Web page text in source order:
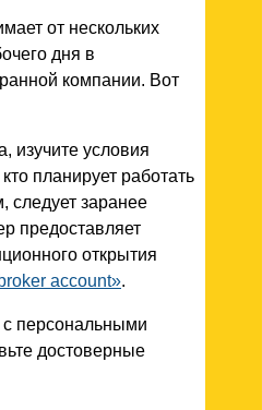
от нескольких
дня в
компании. Вот
изучите условия
планирует работать
заранее
предоставляет
открытия
account».
с персональными
достоверные